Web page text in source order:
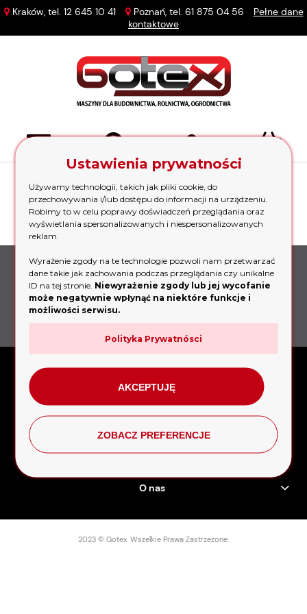
Kraków, tel. 12 645 10 41 Poznań, tel. 61 875 04 56
Pełne dane
kontaktowe
Nie znaleziono produktów spełniających podane
kryteria.
Możliwość zakupów na raty
Minimum formalności
Zadzwoń:531 555 161
O nas
2023 © Gotex. Wszelkie Prawa Zastrzeżone.
Ustawienia prywatności
Używamy technologii, takich jak pliki cookie, do
przechowywania i/lub dostępu do informacji na urządzeniu.
Robimy to w celu poprawy doświadczeń przeglądania oraz
wyświetlania spersonalizowanych i niespersonalizowanych
reklam.
Wyrażenie zgody na te technologie pozwoli nam przetwarzać
dane takie jak zachowania podczas przeglądania czy unikalne
ID na tej stronie. Niewyrażenie zgody lub jej wycofanie
może negatywnie wpłynąć na niektóre funkcje i
możliwości serwisu.
Polityka Prywatnósci
AKCEPTUJĘ
ZOBACZ PREFERENCJE